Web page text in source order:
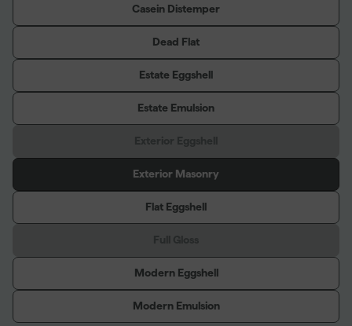
Casein Distemper
Dead Flat
Estate Eggshell
Estate Emulsion
Exterior Masonry
Flat Eggshell
Modern Eggshell
Modern Emulsion